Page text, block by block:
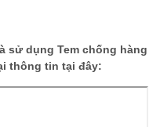
sử dụng Tem chống hàng
thông tin tại đây: